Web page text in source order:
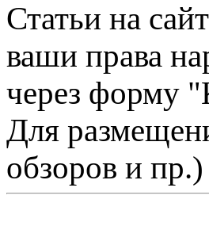
Статьи на
ваши права
через форму
Для
обзоров и